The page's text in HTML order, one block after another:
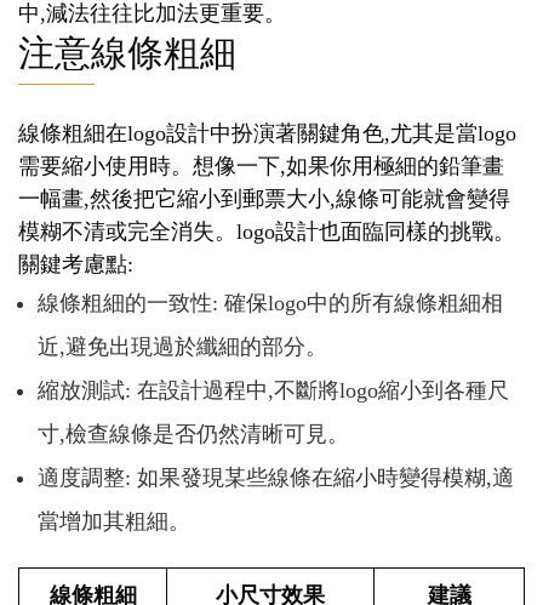
中,減法往往比加法更重要。
注意線條粗細
線條粗細在logo設計中扮演著關鍵角色,尤其是當logo
需要縮小使用時。想像一下,如果你用極細的鉛筆畫
一幅畫,然後把它縮小到郵票大小,線條可能就會變得
模糊不清或完全消失。logo設計也面臨同樣的挑戰。
關鍵考慮點:
線條粗細的一致性: 確保logo中的所有線條粗細相
近,避免出現過於纖細的部分。
縮放測試: 在設計過程中,不斷將logo縮小到各種尺
寸,檢查線條是否仍然清晰可見。
適度調整: 如果發現某些線條在縮小時變得模糊,適
當增加其粗細。
線條粗細 小尺寸效果 建議